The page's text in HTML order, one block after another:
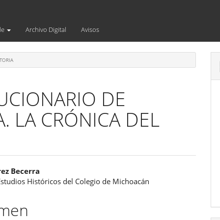
Archivo Digital Avisos
DE
LA CRÓNICA DEL
Becerra
Históricos del Colegio de Michoacán